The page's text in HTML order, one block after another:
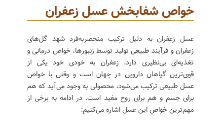
خواص شفابخش عسل زعفران
عسل زعفران به دلیل ترکیب منحصربه‌فرد شهد گل‌های
زعفران و فرآیند طبیعی تولید توسط زنبورها، خواص درمانی و
تغذیه‌ای بی‌نظیری دارد. زعفران به خودی خود یکی از
قوی‌ترین گیاهان دارویی در جهان است و وقتی با خواص
عسل طبیعی ترکیب می‌شود، محصولی به وجود می‌آید که هم
برای جسم و هم برای روح مفید است. در ادامه به برخی از
مهم‌ترین خواص این عسل اشاره می‌کنیم: